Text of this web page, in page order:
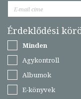
Érdeklődési
Minden
Agykontroll
Albumok
E-könyvek